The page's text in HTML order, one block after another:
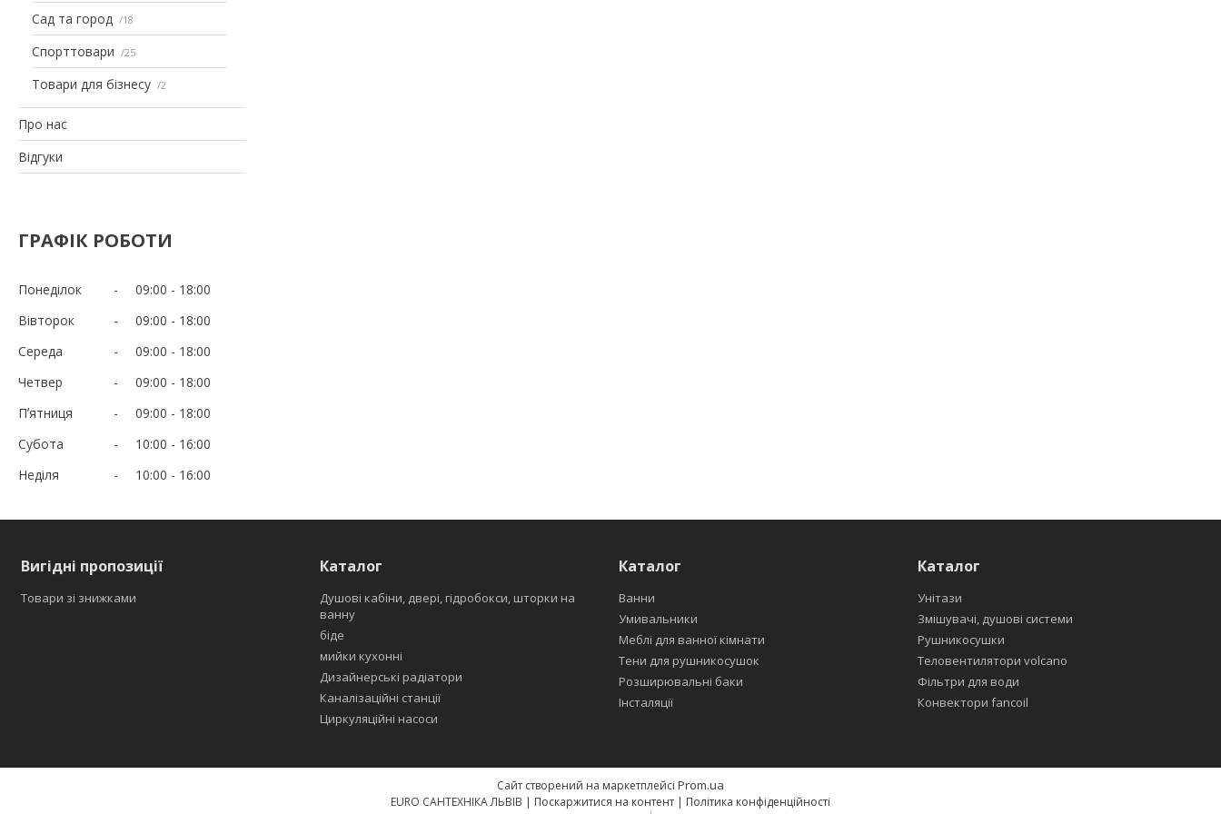
Сад та город 18
Спорттовари 25
Товари для бізнесу 2
Про нас
Відгуки
ГРАФІК РОБОТИ
Понеділок 09:00
18:00
Вівторок
09:00
18:00
Середа
09:00
18:00
Четвер
09:00
18:00
Пʼятниця
09:00
18:00
Субота
10:00
16:00
Неділя
10:00 16:00
Вигідні пропозиції
Товари зі знижками
Каталог
Душові кабіни, двері, гідробокси, шторки на
ванну
біде
мийки кухонні
Дизайнерські радіатори
Каналізаційні станції
Циркуляційні насоси
Каталог
Ванни
Умивальники
Меблі для ванної кімнати
Тени для рушникосушок
Розширювальні баки
Інсталяції
Каталог
Унітази
Змішувачі, душові системи
Рушникосушки
Теловентилятори volcano
Фільтри для води
Конвектори fancoil
Сайт створений на маркетплейсі Prom.ua
EURO САНТЕХНІКА ЛЬВІВ | Поскаржитися на контент | Політика конфіденційності